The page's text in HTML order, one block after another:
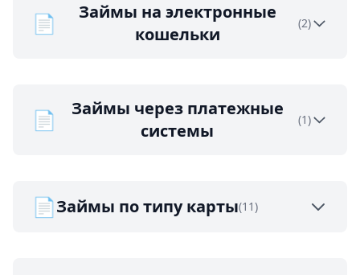
📄
Займы на электронные
кошельки
(2)
📄
Займы через платежные
системы
(1)
📄Займы по типу карты(11)